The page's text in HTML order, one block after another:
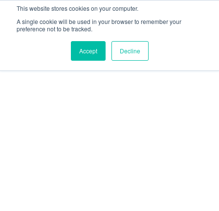
This website stores cookies on your computer.
A single cookie will be used in your browser to remember your
preference not to be tracked.
Accept Decline